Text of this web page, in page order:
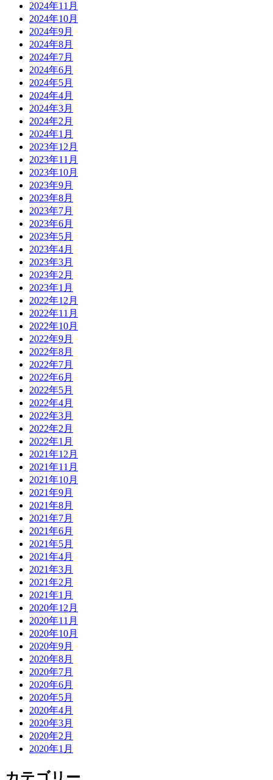
2024年11月
2024年10月
2024年9月
2024年8月
2024年7月
2024年6月
2024年5月
2024年4月
2024年3月
2024年2月
2024年1月
2023年12月
2023年11月
2023年10月
2023年9月
2023年8月
2023年7月
2023年6月
2023年5月
2023年4月
2023年3月
2023年2月
2023年1月
2022年12月
2022年11月
2022年10月
2022年9月
2022年8月
2022年7月
2022年6月
2022年5月
2022年4月
2022年3月
2022年2月
2022年1月
2021年12月
2021年11月
2021年10月
2021年9月
2021年8月
2021年7月
2021年6月
2021年5月
2021年4月
2021年3月
2021年2月
2021年1月
2020年12月
2020年11月
2020年10月
2020年9月
2020年8月
2020年7月
2020年6月
2020年5月
2020年4月
2020年3月
2020年2月
2020年1月